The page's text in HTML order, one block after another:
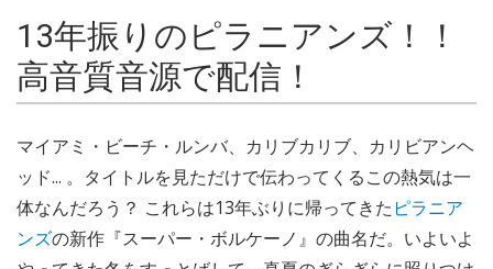
13年振りのピラニアンズ！！
高音質音源で配信！
マイアミ・ビーチ・ルンバ、カリブカリブ、カリビアンヘ
ッド... 。タイトルを見ただけで伝わってくるこの熱気は一
体なんだろう？ これらは13年ぶりに帰ってきた ピラニア
ンズの新作『スーパー・ボルケーノ』の曲名だ。いよいよ